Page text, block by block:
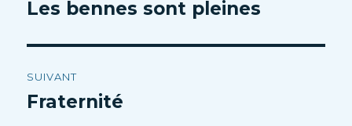
Article
Les bennes sont pleines
SUIVANT
Article
Fraternité